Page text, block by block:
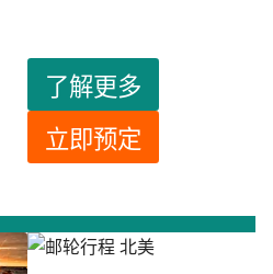
了解更多
立即预定